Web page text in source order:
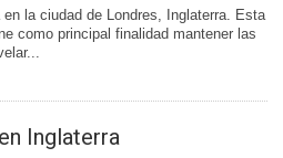
la ciudad de Londres, Inglaterra. Esta
como principal finalidad mantener las
Inglaterra